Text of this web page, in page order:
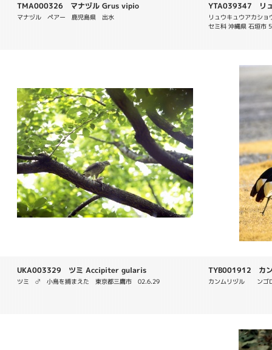
TMA000326 マナヅル Grus vipio
マナヅル　ペアー　鹿児島県　出水
YTA039347 リュ
Halcyon
リュウキュウアカシ
セミ科 沖縄県 石垣市
UKA003329 ツミ Accipiter gularis
ツミ　♂　小鳥を捕まえた　東京都三鷹市　02.6.29
TYB001912 カ
カンムリヅル　　ン